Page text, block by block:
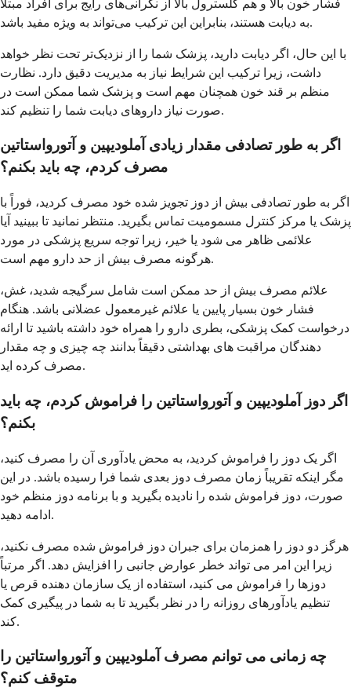
فشار خون بالا و هم کلسترول بالا از نگرانی‌های رایج برای افراد مبتلا
به دیابت هستند، بنابراین این ترکیب می‌تواند به ویژه مفید باشد.
با این حال، اگر دیابت دارید، پزشک شما را از نزدیک‌تر تحت نظر خواهد
داشت، زیرا ترکیب این شرایط نیاز به مدیریت دقیق دارد. نظارت
منظم بر قند خون همچنان مهم است و پزشک شما ممکن است در
صورت نیاز داروهای دیابت شما را تنظیم کند.
اگر به طور تصادفی مقدار زیادی آملودیپین و آتورواستاتین
مصرف کردم، چه باید بکنم؟
اگر به طور تصادفی بیش از دوز تجویز شده خود مصرف کردید، فوراً با
پزشک یا مرکز کنترل مسمومیت تماس بگیرید. منتظر نمانید تا ببینید آیا
علائمی ظاهر می شود یا خیر، زیرا توجه سریع پزشکی در مورد
هرگونه مصرف بیش از حد دارو مهم است.
علائم مصرف بیش از حد ممکن است شامل سرگیجه شدید، غش،
فشار خون بسیار پایین یا علائم غیرمعمول عضلانی باشد. هنگام
درخواست کمک پزشکی، بطری دارو را همراه خود داشته باشید تا ارائه
دهندگان مراقبت های بهداشتی دقیقاً بدانند چه چیزی و چه مقدار
مصرف کرده اید.
اگر دوز آملودیپین و آتورواستاتین را فراموش کردم، چه باید
بکنم؟
اگر یک دوز را فراموش کردید، به محض یادآوری آن را مصرف کنید،
مگر اینکه تقریباً زمان مصرف دوز بعدی شما فرا رسیده باشد. در این
صورت، دوز فراموش شده را نادیده بگیرید و با برنامه دوز منظم خود
ادامه دهید.
هرگز دو دوز را همزمان برای جبران دوز فراموش شده مصرف نکنید،
زیرا این امر می تواند خطر عوارض جانبی را افزایش دهد. اگر مرتباً
دوزها را فراموش می کنید، استفاده از یک سازمان دهنده قرص یا
تنظیم یادآورهای روزانه را در نظر بگیرید تا به شما در پیگیری کمک
کند.
چه زمانی می توانم مصرف آملودیپین و آتورواستاتین را
متوقف کنم؟